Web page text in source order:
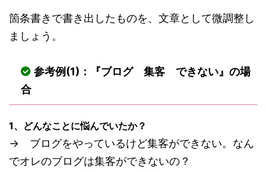
箇条書きで書き出したものを、文章として微調整し
ましょう。
参考例(1)：『ブログ 集客 できない』の場
合
1、どんなことに悩んでいたか？
→ ブログをやっているけど集客ができない。なん
でオレのブログは集客ができないの？